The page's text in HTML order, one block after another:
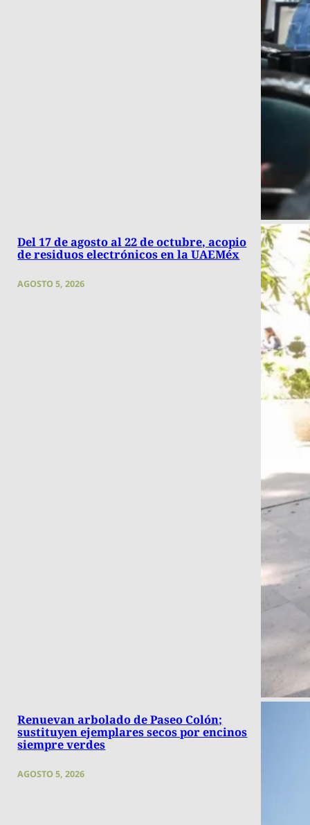
Del 17 de agosto al 22 de octubre, acopio
de residuos electrónicos en la UAEMéx
AGOSTO 5, 2026
Renuevan arbolado de Paseo Colón;
sustituyen ejemplares secos por encinos
siempre verdes
AGOSTO 5, 2026